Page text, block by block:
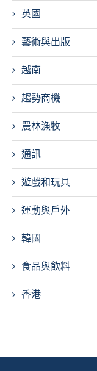
英國
藝術與出版
越南
趨勢商機
農林漁牧
通訊
遊戲和玩具
運動與戶外
韓國
食品與飲料
香港